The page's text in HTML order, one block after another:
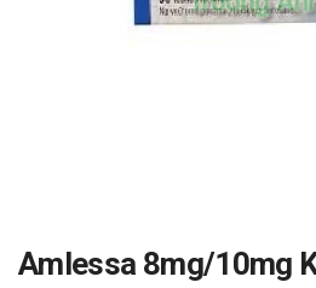
Amlessa 8mg/10mg